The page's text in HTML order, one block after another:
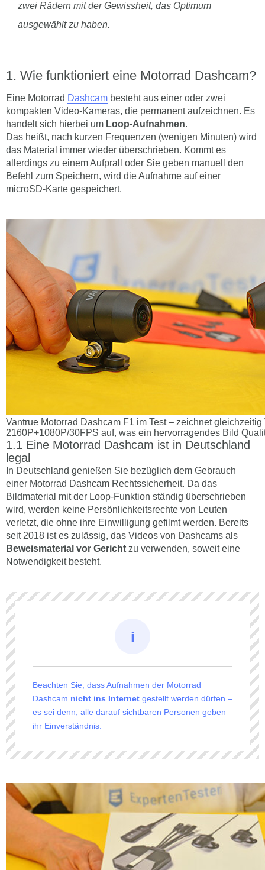
zwei Rädern mit der Gewissheit, das Optimum
ausgewählt zu haben.
Wie funktioniert eine Motorrad Dashcam?
Eine Motorrad Dashcam besteht aus einer oder zwei
kompakten Video-Kameras, die permanent aufzeichnen. Es
handelt sich hierbei um Loop-Aufnahmen.
Das heißt, nach kurzen Frequenzen (wenigen Minuten) wird
das Material immer wieder überschrieben. Kommt es
allerdings zu einem Aufprall oder Sie geben manuell den
Befehl zum Speichern, wird die Aufnahme auf einer
microSD-Karte gespeichert.
Vantrue Motorrad Dashcam F1 im Test – zeichnet
2160P+1080P/30FPS auf, was ein hervorragendes Bild
Eine Motorrad Dashcam ist in Deutschland
legal
In Deutschland genießen Sie bezüglich dem Gebrauch
einer Motorrad Dashcam Rechtssicherheit. Da das
Bildmaterial mit der Loop-Funktion ständig überschrieben
wird, werden keine Persönlichkeitsrechte von Leuten
verletzt, die ohne ihre Einwilligung gefilmt werden. Bereits
seit 2018 ist es zulässig, das Videos von Dashcams als
Beweismaterial vor Gericht zu verwenden, soweit eine
Notwendigkeit besteht.
Beachten Sie, dass Aufnahmen der Motorrad
Dashcam nicht ins Internet gestellt werden dürfen –
es sei denn, alle darauf sichtbaren Personen geben
ihr Einverständnis.